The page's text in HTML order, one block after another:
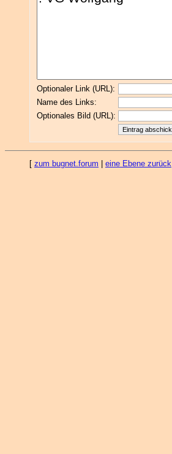
Optionaler Link (URL):
Name des Links:
Optionales Bild (URL):
[ zum bugnet.forum eine Ebene zurück